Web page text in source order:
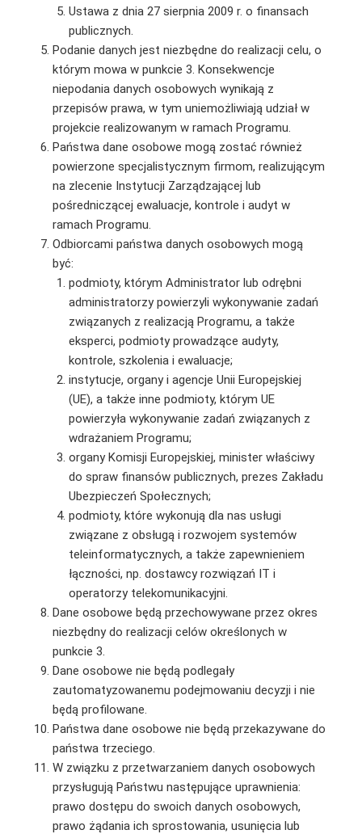
Ustawa z dnia 27 sierpnia 2009 r. o finansach
publicznych.
Podanie danych jest niezbędne do realizacji celu, o
którym mowa w punkcie 3. Konsekwencje
niepodania danych osobowych wynikają z
przepisów prawa, w tym uniemożliwiają udział w
projekcie realizowanym w ramach Programu.
Państwa dane osobowe mogą zostać również
powierzone specjalistycznym firmom, realizującym
na zlecenie Instytucji Zarządzającej lub
pośredniczącej ewaluacje, kontrole i audyt w
ramach Programu.
Odbiorcami państwa danych osobowych mogą
być:
podmioty, którym Administrator lub odrębni
administratorzy powierzyli wykonywanie zadań
związanych z realizacją Programu, a także
eksperci, podmioty prowadzące audyty,
kontrole, szkolenia i ewaluacje;
instytucje, organy i agencje Unii Europejskiej
(UE), a także inne podmioty, którym UE
powierzyła wykonywanie zadań związanych z
wdrażaniem Programu;
organy Komisji Europejskiej, minister właściwy
do spraw finansów publicznych, prezes Zakładu
Ubezpieczeń Społecznych;
podmioty, które wykonują dla nas usługi
związane z obsługą i rozwojem systemów
teleinformatycznych, a także zapewnieniem
łączności, np. dostawcy rozwiązań IT i
operatorzy telekomunikacyjni.
Dane osobowe będą przechowywane przez okres
niezbędny do realizacji celów określonych w
punkcie 3.
Dane osobowe nie będą podlegały
zautomatyzowanemu podejmowaniu decyzji i nie
będą profilowane.
Państwa dane osobowe nie będą przekazywane do
państwa trzeciego.
W związku z przetwarzaniem danych osobowych
przysługują Państwu następujące uprawnienia:
prawo dostępu do swoich danych osobowych,
prawo żądania ich sprostowania, usunięcia lub